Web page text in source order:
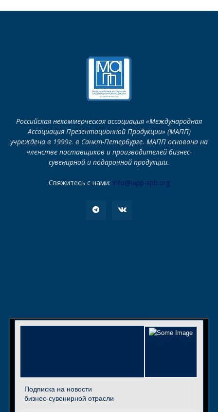
Российская некоммерческая ассоциация «Международная
Ассоциация Презентационной Продукции» (МАПП)
учреждена в 1999г. в Санкт-Петербурге. МАПП основана на
членстве поставщиков и производителей бизнес-
сувенирной и подарочной продукции.
Свяжитесь с нами: info@iapp-spb.org
Подписка на новости
бизнес-сувенирной отрасли